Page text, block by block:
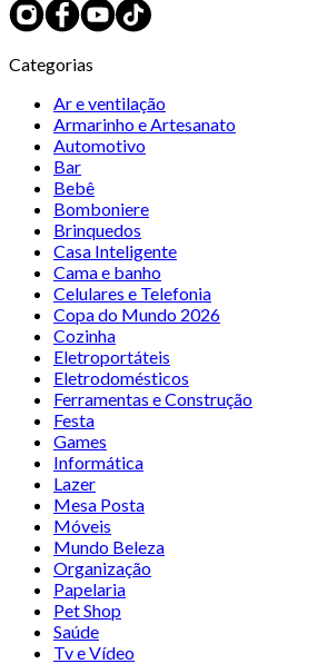
Categorias
Ar e ventilação
Armarinho e Artesanato
Automotivo
Bar
Bebê
Bomboniere
Brinquedos
Casa Inteligente
Cama e banho
Celulares e Telefonia
Copa do Mundo 2026
Cozinha
Eletroportáteis
Eletrodomésticos
Ferramentas e Construção
Festa
Games
Informática
Lazer
Mesa Posta
Móveis
Mundo Beleza
Organização
Papelaria
Pet Shop
Saúde
Tv e Vídeo